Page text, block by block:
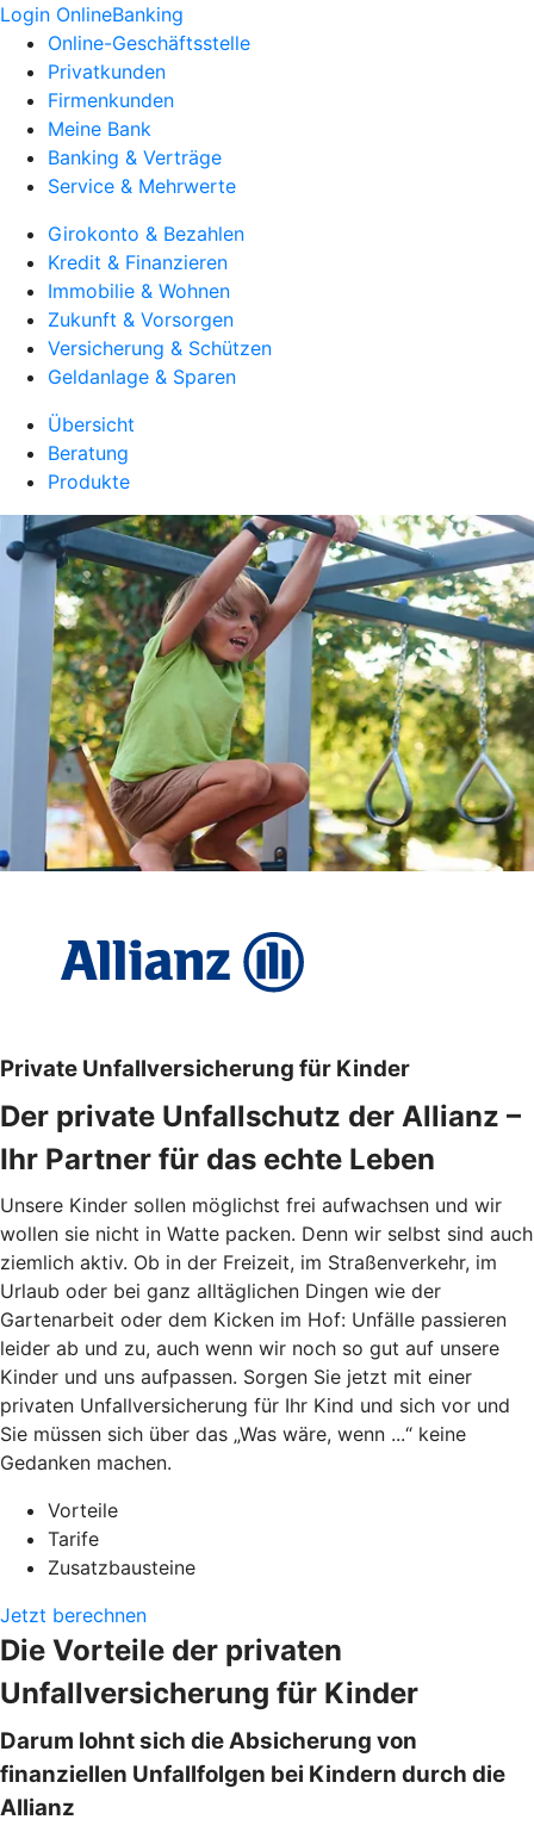
Login OnlineBanking
Online-Geschäftsstelle
Privatkunden
Firmenkunden
Meine Bank
Banking & Verträge
Service & Mehrwerte
Girokonto & Bezahlen
Kredit & Finanzieren
Immobilie & Wohnen
Zukunft & Vorsorgen
Versicherung & Schützen
Geldanlage & Sparen
Übersicht
Beratung
Produkte
Private Unfallversicherung für Kinder
Der private Unfallschutz der Allianz –
Ihr Partner für das echte Leben
Unsere Kinder sollen möglichst frei aufwachsen und wir
wollen sie nicht in Watte packen. Denn wir selbst sind auch
ziemlich aktiv. Ob in der Freizeit, im Straßenverkehr, im
Urlaub oder bei ganz alltäglichen Dingen wie der
Gartenarbeit oder dem Kicken im Hof: Unfälle passieren
leider ab und zu, auch wenn wir noch so gut auf unsere
Kinder und uns aufpassen. Sorgen Sie jetzt mit einer
privaten Unfallversicherung für Ihr Kind und sich vor und
Sie müssen sich über das „Was wäre, wenn ...“ keine
Gedanken machen.
Vorteile
Tarife
Zusatzbausteine
Jetzt berechnen
Die Vorteile der privaten
Unfallversicherung für Kinder
Darum lohnt sich die Absicherung von
finanziellen Unfallfolgen bei Kindern durch die
Allianz